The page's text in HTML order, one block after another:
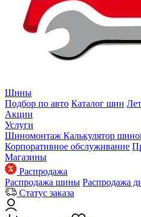
Шины
Подбор по авто Каталог шин
Акции
Услуги
Шиномонтаж Калькулятор
Корпоративное обслуживание
Магазины
Распродажа
Распродажа шины Распродажа
Статус заказа